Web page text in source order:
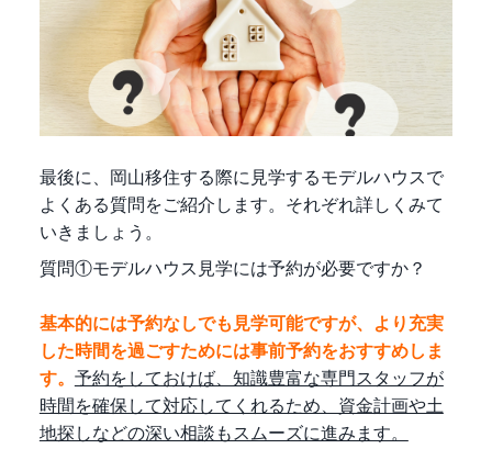
最後に、岡山移住する際に見学するモデルハウスで
よくある質問をご紹介します。それぞれ詳しくみて
いきましょう。
質問①モデルハウス見学には予約が必要ですか？
基本的には予約なしでも見学可能ですが、より充実
した時間を過ごすためには事前予約をおすすめしま
す。 予約をしておけば、知識豊富な専門スタッフが
時間を確保して対応してくれるため、資金計画や土
地探しなどの深い相談もスムーズに進みます。